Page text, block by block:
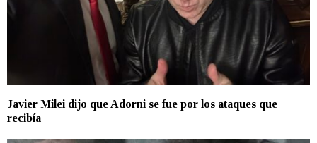
Javier Milei dijo que Adorni se fue por los ataques que
recibía